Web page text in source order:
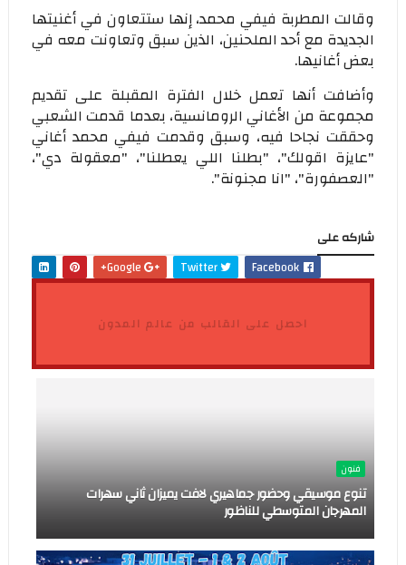
وقالت المطربة فيفي محمد، إنها ستتعاون في أغنيتها
الجديدة مع أحد الملحنين، الذين سبق وتعاونت معه في
بعض أغانيها.
وأضافت أنها تعمل خلال الفترة المقبلة على تقديم
مجموعة من الأغاني الرومانسية، بعدما قدمت الشعبي
وحققت نجاحا فيه، وسبق وقدمت فيفي محمد أغاني
"عايزة اقولك"، "بطلنا اللي يعطلنا"، "معقولة دي"،
"العصفورة"، "انا مجنونة".
شاركه على
Facebook
Twitter
احصل على القالب من عالم المدون
فنون
تنوع موسيقي وحضور جماهيري لافت يميزان ثاني سهرات
المهرجان المتوسطي للناظور